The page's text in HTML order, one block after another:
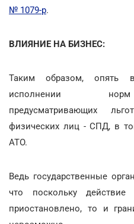
№ 1079-р.
ВЛИЯНИЕ НА БИЗНЕС:
Таким образом, опять
исполнении норм
предусматривающих
физических лиц - СПД, в
АТО.
Ведь государственные
что поскольку действие
приостановлено, то и